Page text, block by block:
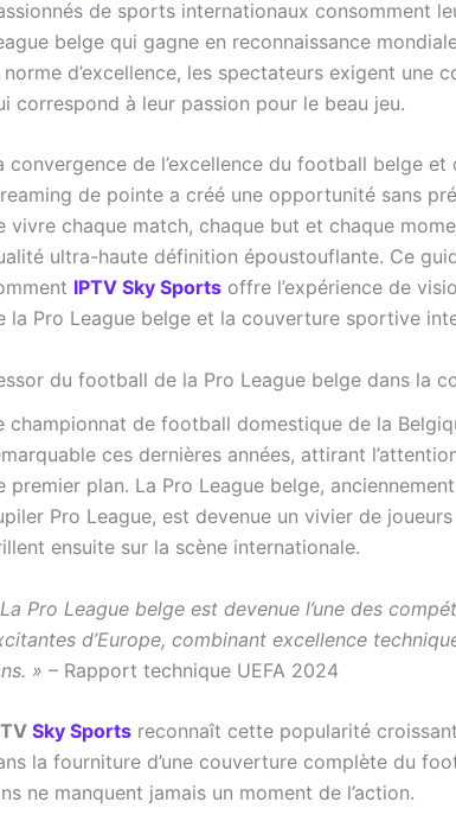
de sports internationaux consomment
belge qui gagne en reconnaissance
norme d’excellence, les spectateurs exigent une
correspond à leur passion pour le beau jeu.
convergence de l’excellence du football belge
de pointe a créé une opportunité sans
vivre chaque match, chaque but et chaque
ultra-haute définition époustouflante. Ce
IPTV Sky Sports offre l’expérience de
la Pro League belge et la couverture sportive
du football de la Pro League belge dans la
championnat de football domestique de la
ces dernières années, attirant
premier plan. La Pro League belge,
Pro League, est devenue un vivier de
ensuite sur la scène internationale.
Pro League belge est devenue l’une des
d’Europe, combinant excellence
» – Rapport technique UEFA 2024
Sky Sports reconnaît cette popularité
la fourniture d’une couverture complète du
ne manquent jamais un moment de l’action.